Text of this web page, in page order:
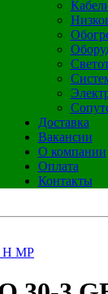
Доставка
Вакансии
О компании
Оплата
Контакты
H MP